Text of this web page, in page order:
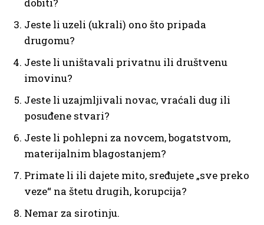
Jeste li uzeli (ukrali) ono što pripada
drugomu?
Jeste li uništavali privatnu ili društvenu
imovinu?
Jeste li uzajmljivali novac, vraćali dug ili
posuđene stvari?
Jeste li pohlepni za novcem, bogatstvom,
materijalnim blagostanjem?
Primate li ili dajete mito, sređujete „sve preko
veze“ na štetu drugih, korupcija?
Nemar za sirotinju.